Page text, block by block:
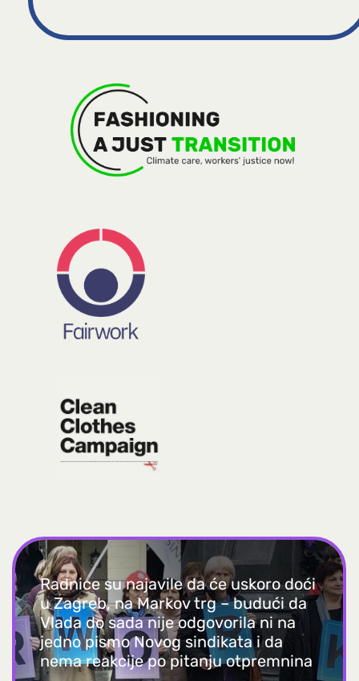
Radnice su najavile da će uskoro doći
u Zagreb, na Markov trg – budući da
Vlada do sada nije odgovorila ni na
jedno pismo Novog sindikata i da
nema reakcije po pitanju otpremnina